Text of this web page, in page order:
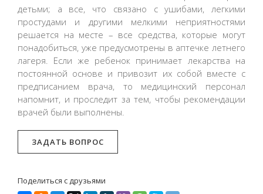
детьми; а все, что связано с ушибами, легкими
простудами и другими мелкими неприятностями
решается на месте – все средства, которые могут
понадобиться, уже предусмотрены в аптечке летнего
лагеря. Если же ребенок принимает лекарства на
постоянной основе и привозит их собой вместе с
предписанием врача, то медицинский персонал
напомнит, и проследит за тем, чтобы рекомендации
врачей были выполнены.
ЗАДАТЬ ВОПРОС
Поделиться с друзьями